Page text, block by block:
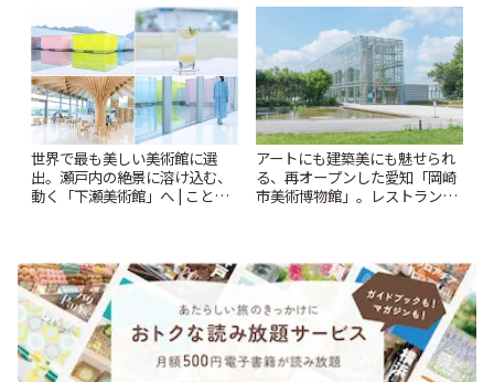
世界で最も美しい美術館に選
出。瀬戸内の絶景に溶け込む、
動く「下瀬美術館」へ | ことり
アートにも建築美にも魅せられ
る、再オープンした愛知「岡崎
市美術博物館」。レストランや